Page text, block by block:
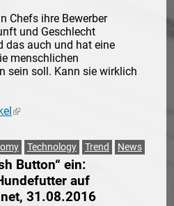
Chefs ihre Bewerber
und Geschlecht
das auch und hat eine
menschlichen
sein soll. Kann sie wirklich
(link is external)
Technology Trend News
Button“ ein:
auf
31.08.2016